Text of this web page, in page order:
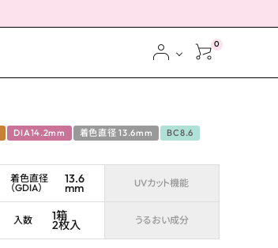
0
DIA14.2mm 着色直径 13.6mm
BC8.6
着色直径
（GDIA）
13.6
mm UVカット機能
入数 1箱
2枚入 うるおい成分